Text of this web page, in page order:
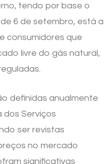
tendo por base o
6 de setembro, está a
consumidores que
livre do gás natural,
definidas anualmente
dos Serviços
ser revistas
no mercado
significativas